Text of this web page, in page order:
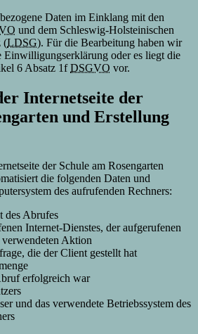
Daten im Einklang mit den
und dem Schleswig-Holsteinischen
(LDSG). Für die Bearbeitung haben wir
Einwilligungserklärung oder es liegt die
6 Absatz 1fDSGVO vor.
Internetseite der
und Erstellung
der Schule am Rosengarten
die folgenden Daten und
des aufrufenden Rechners:
des Abrufes
Internet-Dienstes, der aufgerufenen
verwendeten Aktion
die derClient gestellt hat
erfolgreich war
und das verwendete Betriebssystem des